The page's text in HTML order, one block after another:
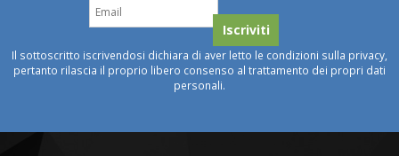
Il sottoscritto iscrivendosi dichiara di aver letto le condizioni sulla privacy,
pertanto rilascia il proprio libero consenso al trattamento dei propri dati
personali.